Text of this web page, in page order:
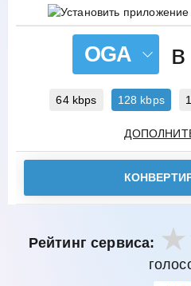
OGA в
64 kbps 128 kbps
Рейтинг сервиса: